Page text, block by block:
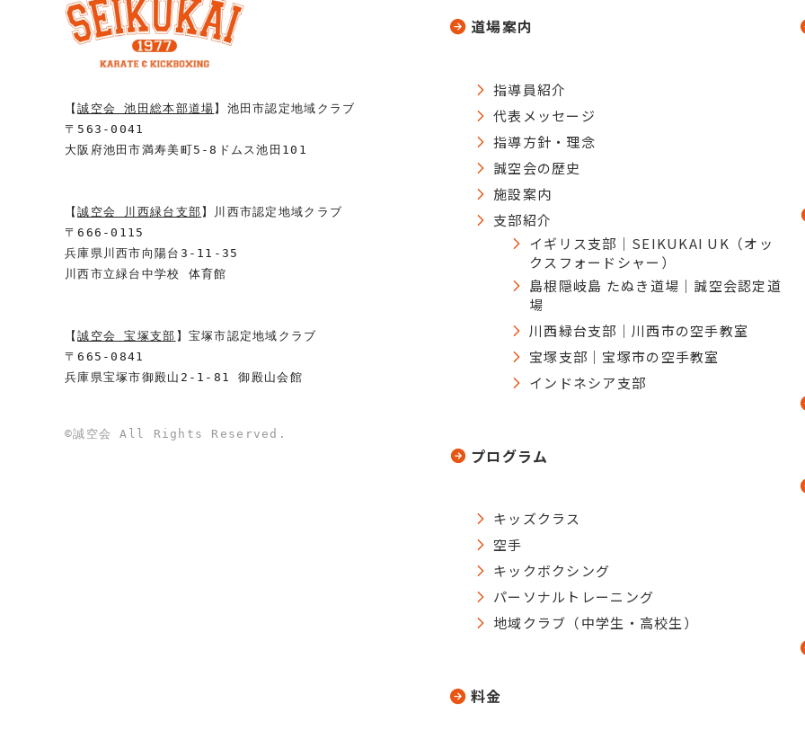
【誠空会 池田総本部道場 】池田市認定地域クラブ
〒563-0041
大阪府池田市満寿美町5-8ドムス池田101
【誠空会 川西緑台支部 】川西市認定地域クラブ
〒666-0115
兵庫県川西市向陽台3-11-35
川西市立緑台中学校 体育館
【誠空会 宝塚支部 】宝塚市認定地域クラブ
〒665-0841
兵庫県宝塚市御殿山2-1-81 御殿山会館
©誠空会 All Rights Reserved.
道場案内
指導員紹介
代表メッセージ
指導方針・理念
誠空会の歴史
施設案内
支部紹介
イギリス支部｜SEIKUKAI UK（オッ
クスフォードシャー）
島根隠岐島 たぬき道場｜誠空会認定道
場
川西緑台支部｜川西市の空手教室
宝塚支部｜宝塚市の空手教室
インドネシア支部
プログラム
キッズクラス
空手
キックボクシング
パーソナルトレーニング
地域クラブ（中学生・高校生）
料金